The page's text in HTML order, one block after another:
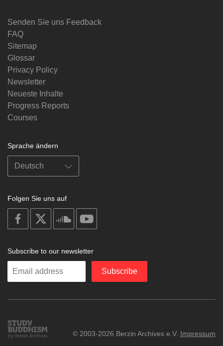
Senden Sie uns Feedback
FAQ
Sitemap
Glossar
Privacy Policy
Newsletter
Neueste Inhalte
Progress Reports
Courses
Sprache ändern
Folgen Sie uns auf
on
facebook
soundcloud
Subscribe to our newsletter
Enter
Subscribe
Study
Buddhism
© 2003-2026 Berzin Archives e.V. Impressum